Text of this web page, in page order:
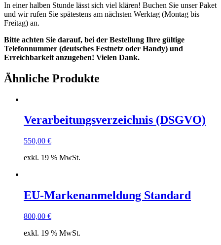
In einer halben Stunde lässt sich viel klären! Buchen Sie unser Paket
und wir rufen Sie spätestens am nächsten Werktag (Montag bis
Freitag) an.
Bitte achten Sie darauf, bei der Bestellung Ihre gültige
Telefonnummer (deutsches Festnetz oder Handy) und
Erreichbarkeit anzugeben! Vielen Dank.
Ähnliche Produkte
Verarbeitungsverzeichnis (DSGVO)
550,00 €
exkl. 19 % MwSt.
EU-Markenanmeldung Standard
800,00 €
exkl. 19 % MwSt.